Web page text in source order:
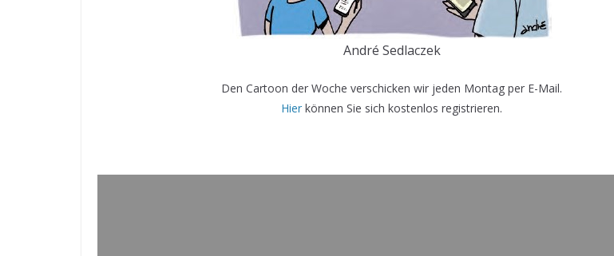
André Sedlaczek
Den Cartoon der Woche verschicken wir jeden Montag per E-Mail.
Hier können Sie sich kostenlos registrieren.